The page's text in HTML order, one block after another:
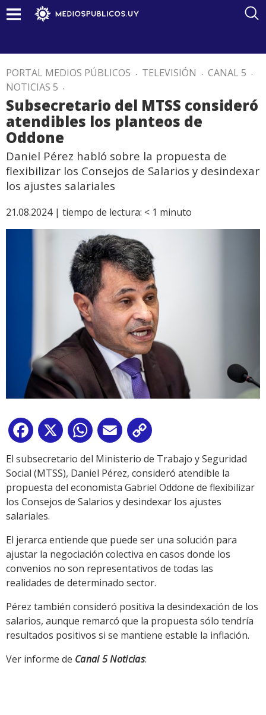
PORTAL MEDIOS PÚBLICOS . TELEVISIÓN . CANAL 5 .
NOTICIAS 5 .
Subsecretario del MTSS consideró
atendibles los planteos de
Oddone
Daniel Pérez habló sobre la propuesta de
flexibilizar los Consejos de Salarios y desindexar
los ajustes salariales
21.08.2024 | tiempo de lectura: < 1 minuto
Facebook
X WhatsApp
Email
Link
El subsecretario del Ministerio de Trabajo y Seguridad
Social (MTSS), Daniel Pérez, consideró atendible la
propuesta del economista Gabriel Oddone de flexibilizar
los Consejos de Salarios y desindexar los ajustes
salariales.
El jerarca entiende que puede ser una solución para
ajustar la negociación colectiva en casos donde los
convenios no son representativos de todas las
realidades de determinado sector.
Pérez también consideró positiva la desindexación de los
salarios, aunque remarcó que la propuesta sólo tendría
resultados positivos si se mantiene estable la inflación.
Ver informe de Canal 5 Noticias: